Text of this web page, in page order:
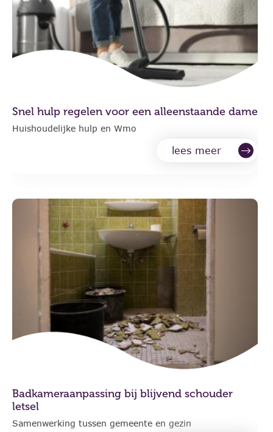
Snel hulp regelen voor een alleenstaande dame
Huishoudelijke hulp en Wmo
lees meer
Badkameraanpassing bij blijvend schouder
letsel
Samenwerking tussen gemeente en gezin